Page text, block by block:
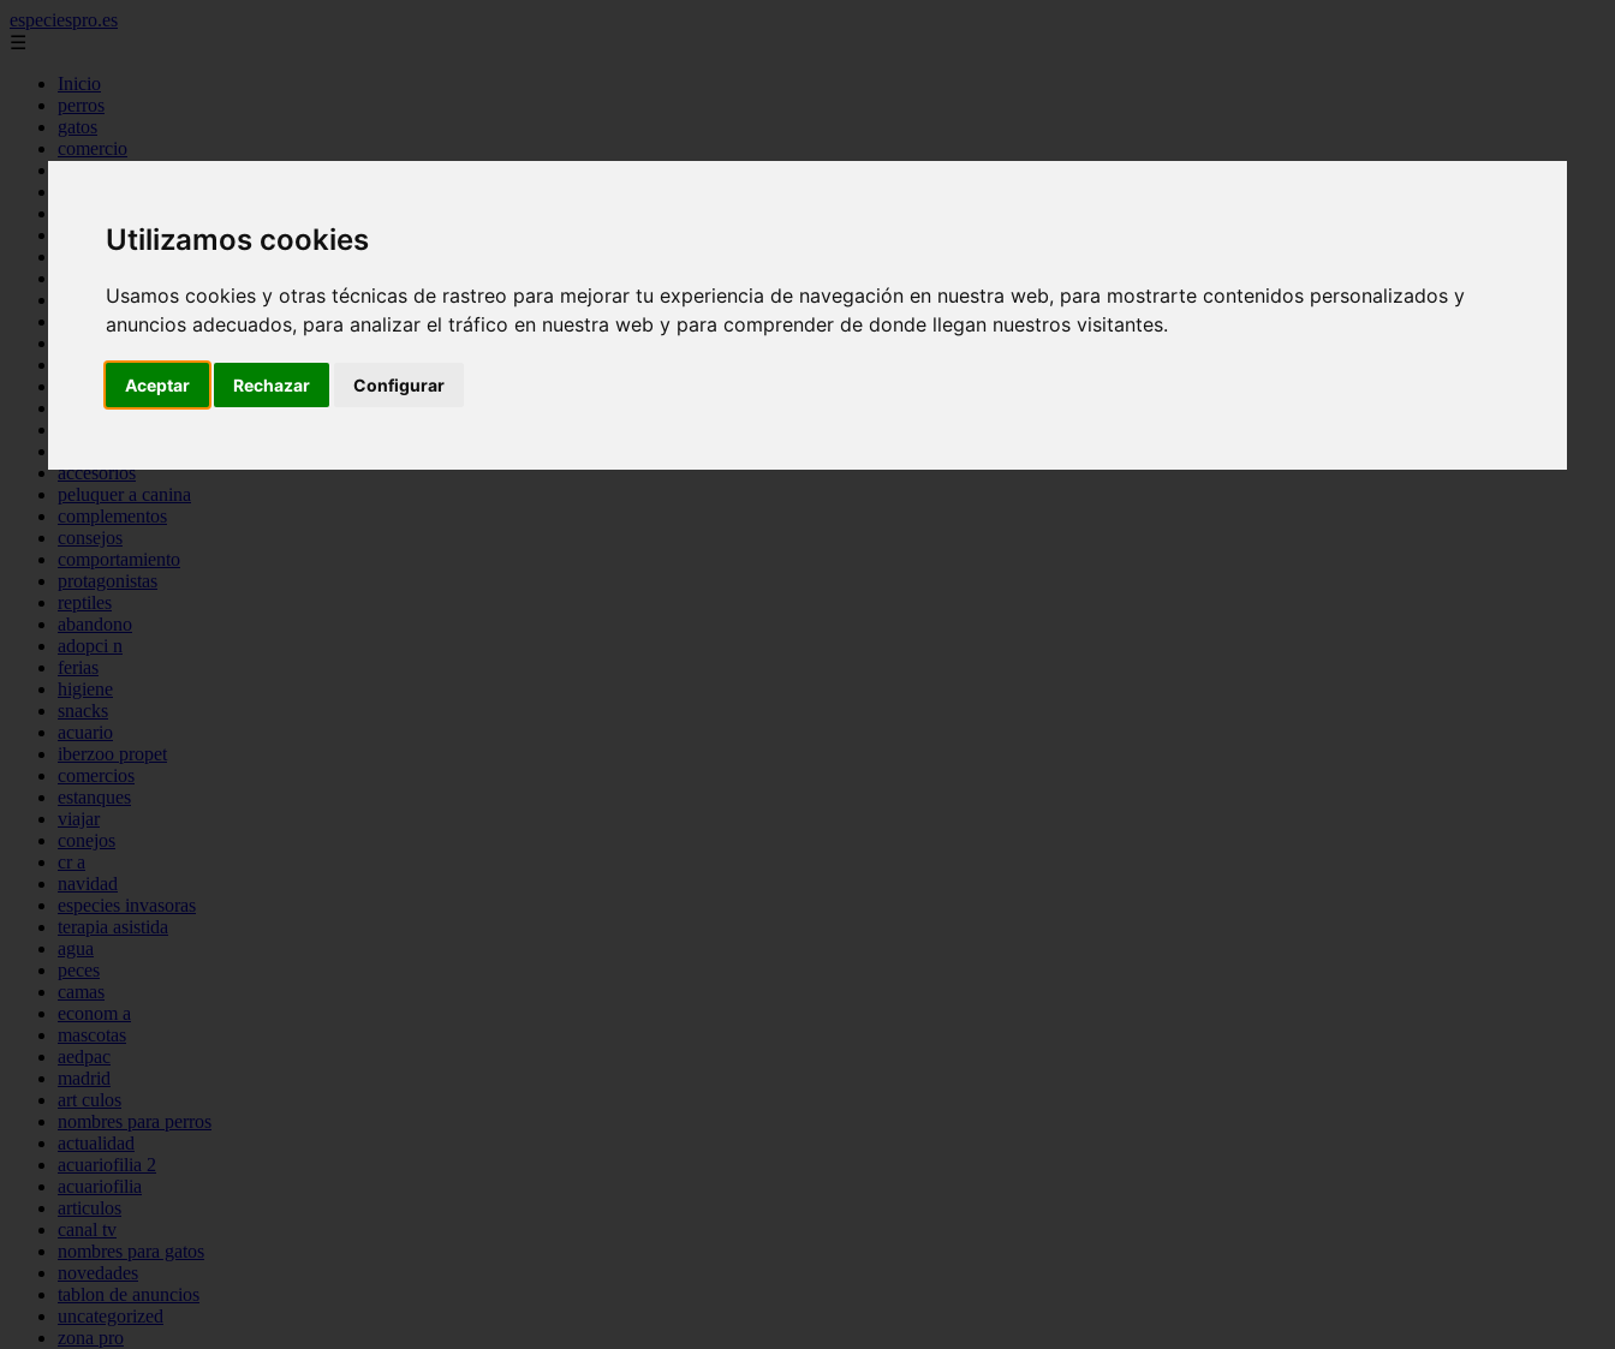
Utilizamos cookies
Usamos cookies y otras técnicas de rastreo para mejorar tu experiencia de navegación en nuestra web, para mostrarte contenidos personalizados y
anuncios adecuados, para analizar el tráfico en nuestra web y para comprender de donde llegan nuestros visitantes.
Aceptar Rechazar Configurar
especiespro.es
☰
Inicio
perros
gatos
comercio
tenencia responsable
mantenimiento
bienestar
peque os mam feros
verano
accesorios
peluquer a canina
complementos
consejos
comportamiento
protagonistas
reptiles
abandono
adopci n
ferias
higiene
snacks
acuario
iberzoo propet
comercios
estanques
viajar
conejos
cr a
navidad
especies invasoras
terapia asistida
agua
peces
camas
econom a
mascotas
aedpac
madrid
art culos
nombres para perros
actualidad
acuariofilia 2
acuariofilia
articulos
canal tv
nombres para gatos
novedades
tablon de anuncios
uncategorized
zona pro